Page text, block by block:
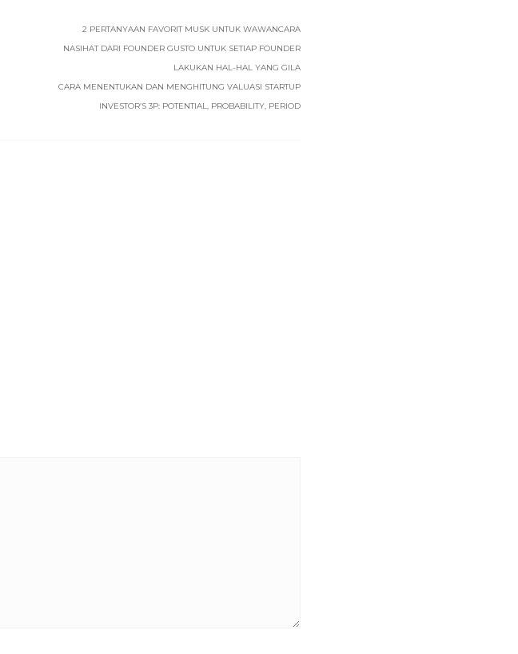
2 PERTANYAAN FAVORIT MUSK UNTUK WAWANCARA
NASIHAT DARI FOUNDER GUSTO UNTUK SETIAP FOUNDER
LAKUKAN HAL-HAL YANG GILA
CARA MENENTUKAN DAN MENGHITUNG VALUASI STARTUP
INVESTOR’S 3P: POTENTIAL, PROBABILITY, PERIOD